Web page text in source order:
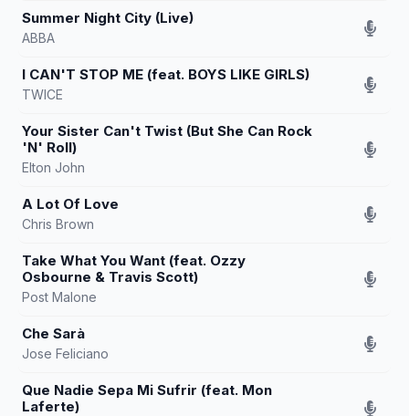
Summer Night City (Live)
ABBA
I CAN'T STOP ME (feat. BOYS LIKE GIRLS)
TWICE
Your Sister Can't Twist (But She Can Rock
'N' Roll)
Elton John
A Lot Of Love
Chris Brown
Take What You Want (feat. Ozzy
Osbourne & Travis Scott)
Post Malone
Che Sarà
Jose Feliciano
Que Nadie Sepa Mi Sufrir (feat. Mon
Laferte)